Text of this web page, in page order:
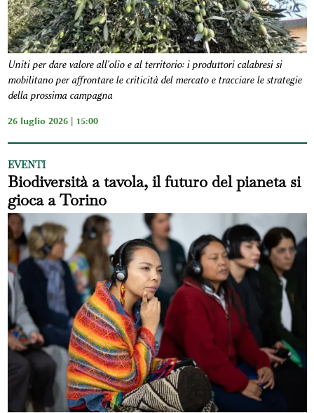
Uniti per dare valore all'olio e al territorio: i produttori calabresi si
mobilitano per affrontare le criticità del mercato e tracciare le strategie
della prossima campagna
26 luglio 2026 | 15:00
EVENTI
Biodiversità a tavola, il futuro del pianeta si
gioca a Torino